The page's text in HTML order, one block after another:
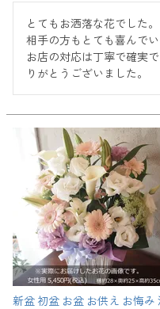
とてもお洒落な花でした。
相手の方もとても喜んでい
お店の対応は丁寧で確実
りがとうございました。
新盆 初盆 お盆 お供え お悔